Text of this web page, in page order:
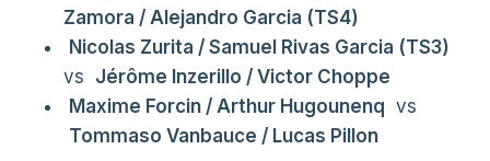
Zamora / Alejandro Garcia (TS4)
Nicolas Zurita / Samuel Rivas Garcia (TS3)
vs Jérôme Inzerillo / Victor Choppe
Maxime Forcin / Arthur Hugounenq vs
Tommaso Vanbauce / Lucas Pillon